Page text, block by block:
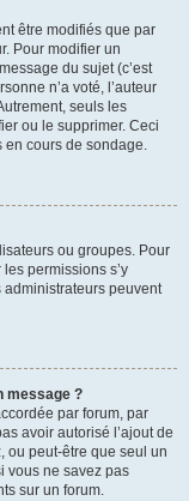
être modifiés que par
Pour modifier un
du sujet (c’est
n’a voté, l’auteur
seuls les
ou le supprimer. Ceci
cours de sondage.
ou groupes. Pour
permissions s’y
peuvent
message ?
par forum, par
avoir autorisé l’ajout de
ou peut-être que seul un
vous ne savez pas
sur un forum.